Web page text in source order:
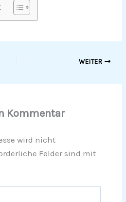
WEITER
Kommentar
wird nicht
Felder sind mit